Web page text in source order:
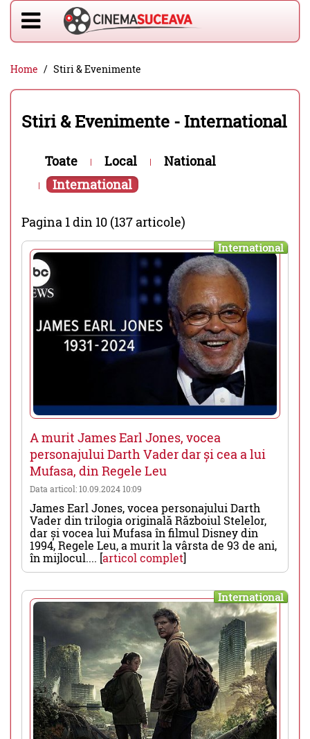
Home Stiri & Evenimente
Stiri & Evenimente - International
Toate Local
National
International
Pagina 1 din 10 (137 articole)
International
A murit James Earl Jones, vocea
personajului Darth Vader dar și cea a lui
Mufasa, din Regele Leu
Data articol: 10.09.2024 10:09
James Earl Jones, vocea personajului Darth
Vader din trilogia originală Războiul Stelelor,
dar și vocea lui Mufasa în filmul Disney din
1994, Regele Leu, a murit la vârsta de 93 de ani,
în mijlocul.... [articol complet]
International